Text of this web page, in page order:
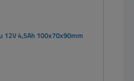
12V 4,5Ah 100x70x90mm